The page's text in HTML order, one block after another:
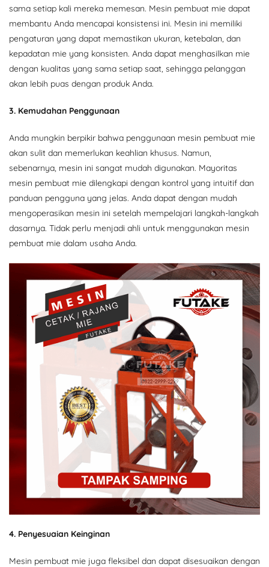
sama setiap kali mereka memesan. Mesin pembuat mie dapat
membantu Anda mencapai konsistensi ini. Mesin ini memiliki
pengaturan yang dapat memastikan ukuran, ketebalan, dan
kepadatan mie yang konsisten. Anda dapat menghasilkan mie
dengan kualitas yang sama setiap saat, sehingga pelanggan
akan lebih puas dengan produk Anda.
3. Kemudahan Penggunaan
Anda mungkin berpikir bahwa penggunaan mesin pembuat mie
akan sulit dan memerlukan keahlian khusus. Namun,
sebenarnya, mesin ini sangat mudah digunakan. Mayoritas
mesin pembuat mie dilengkapi dengan kontrol yang intuitif dan
panduan pengguna yang jelas. Anda dapat dengan mudah
mengoperasikan mesin ini setelah mempelajari langkah-langkah
dasarnya. Tidak perlu menjadi ahli untuk menggunakan mesin
pembuat mie dalam usaha Anda.
4. Penyesuaian Keinginan
Mesin pembuat mie juga fleksibel dan dapat disesuaikan dengan